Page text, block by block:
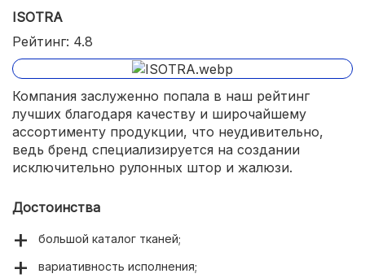
ISOTRA
Рейтинг: 4.8
Компания заслуженно попала в наш рейтинг
лучших благодаря качеству и широчайшему
ассортименту продукции, что неудивительно,
ведь бренд специализируется на создании
исключительно рулонных штор и жалюзи.
Достоинства
большой каталог тканей;
вариативность исполнения;